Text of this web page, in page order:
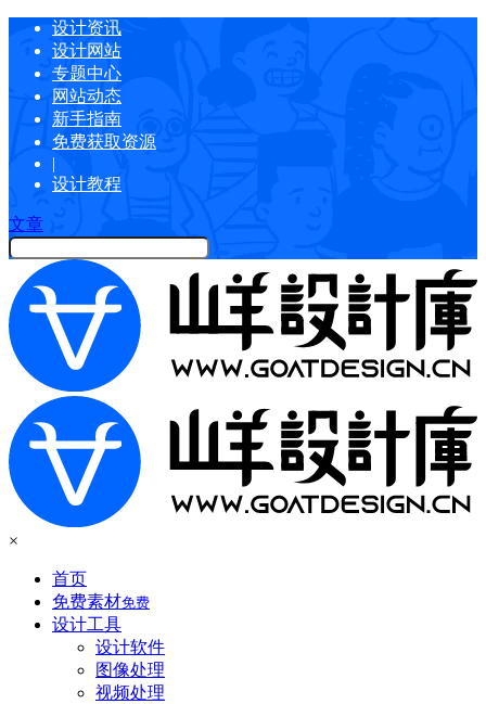
设计资讯
设计网站
专题中心
网站动态
新手指南
免费获取资源
|
设计教程
文章
×
首页
免费素材免费
设计工具
设计软件
图像处理
视频处理